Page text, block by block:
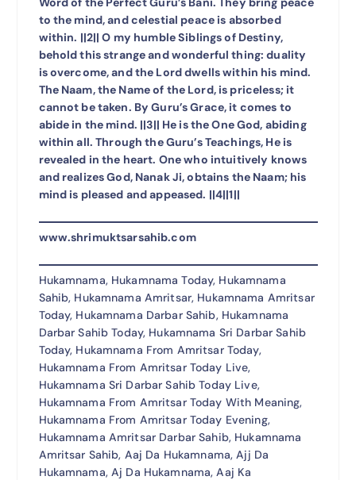
to the mind, and celestial peace is absorbed
within. ||2|| O my humble Siblings of Destiny,
behold this strange and wonderful thing: duality
is overcome, and the Lord dwells within his mind.
The Naam, the Name of the Lord, is priceless; it
cannot be taken. By Guru’s Grace, it comes to
abide in the mind. ||3|| He is the One God, abiding
within all. Through the Guru’s Teachings, He is
revealed in the heart. One who intuitively knows
and realizes God, Nanak Ji, obtains the Naam; his
mind is pleased and appeased. ||4||1||
www.shrimuktsarsahib.com
Hukamnama, Hukamnama Today, Hukamnama
Sahib, Hukamnama Amritsar, Hukamnama Amritsar
Today, Hukamnama Darbar Sahib, Hukamnama
Darbar Sahib Today, Hukamnama Sri Darbar Sahib
Today, Hukamnama From Amritsar Today,
Hukamnama From Amritsar Today Live,
Hukamnama Sri Darbar Sahib Today Live,
Hukamnama From Amritsar Today With Meaning,
Hukamnama From Amritsar Today Evening,
Hukamnama Amritsar Darbar Sahib, Hukamnama
Amritsar Sahib, Aaj Da Hukamnama, Ajj Da
Hukamnama, Aj Da Hukamnama, Aaj Ka